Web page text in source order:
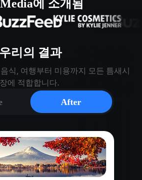
에 소개됨
우리의 결과
식, 여행부터 미용까지 모든 틈새시
장에 적합합니다.
After